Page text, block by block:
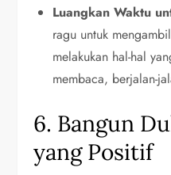
Luangkan Waktu
ragu untuk
melakukan hal-hal
membaca, berjalan-
6. Bangun
yang Positif